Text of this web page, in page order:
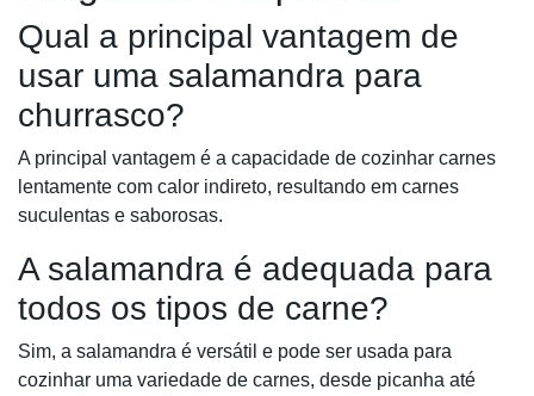
Qual a principal vantagem de
usar uma salamandra para
churrasco?
A principal vantagem é a capacidade de cozinhar carnes
lentamente com calor indireto, resultando em carnes
suculentas e saborosas.
A salamandra é adequada para
todos os tipos de carne?
Sim, a salamandra é versátil e pode ser usada para
cozinhar uma variedade de carnes, desde picanha até